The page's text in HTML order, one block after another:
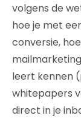
volgens de
hoe je met
conversie,
leert kennen
whitepapers
direct in je